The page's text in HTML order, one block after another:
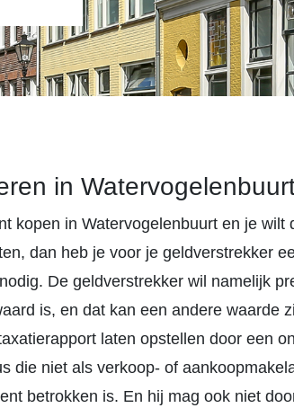
in
kopen in Watervogelenbuurt en je wilt
dan heb je voor je geldverstrekker
De geldverstrekker wil namelijk
is, en dat kan een andere waarde
laten opstellen door een
die niet als verkoop- of
betrokken is. En hij mag ook niet